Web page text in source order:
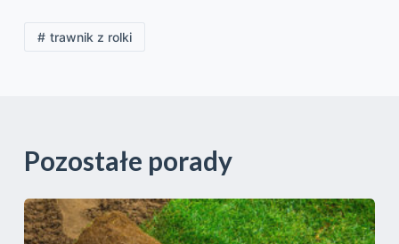
trawnik z rolki
Pozostałe porady